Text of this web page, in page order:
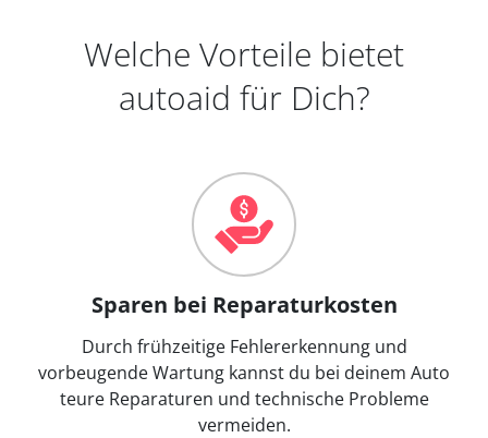
Welche Vorteile bietet
autoaid für Dich?
Sparen bei Reparaturkosten
Durch frühzeitige Fehlererkennung und
vorbeugende Wartung kannst du bei deinem Auto
teure Reparaturen und technische Probleme
vermeiden.